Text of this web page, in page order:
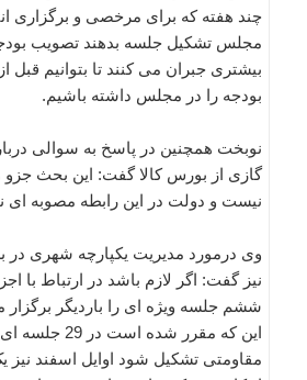
چند هفته که برای مرخصی و برگزاری
مجلس تشکیل جلسه بدهند تصویب
بودجه را در مجلس داشته باشیم.
نوبخت همچنین در پاسخ به سوالی
گازی از بورس کالا گفت: این بحث
نیست و دولت در این رابطه مصوبه ای
وی درمورد مدیریت یکپارچه شهری در
نیز گفت: اگر لازم باشد در ارتباط با
ششم جلسه ویژه ای را باردیگر برگزار
این که مقرر شده
مقاومتی تشکیل شود اوایل اسفند